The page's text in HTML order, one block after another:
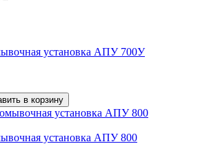
установка АПУ 700У
в корзину
установка АПУ 800